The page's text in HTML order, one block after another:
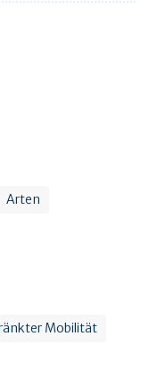
Arten
Mobilität